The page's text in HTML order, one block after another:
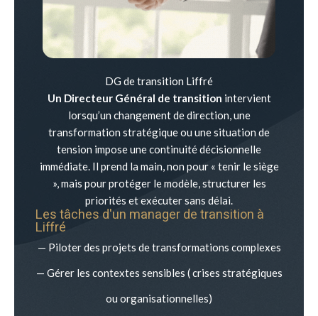
DG de transition Liffré
Un Directeur Général de transition intervient
lorsqu’un changement de direction, une
transformation stratégique ou une situation de
tension impose une continuité décisionnelle
immédiate. Il prend la main, non pour « tenir le siège
», mais pour protéger le modèle, structurer les
priorités et exécuter sans délai.
Les tâches d'un manager de transition à
Liffré
— Piloter des projets de transformations complexes
— Gérer les contextes sensibles ( crises stratégiques
ou organisationnelles)